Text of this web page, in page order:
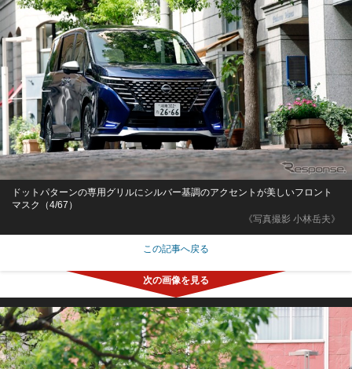
《写真撮影 小林岳夫》
ドットパターンの専用グリルにシルバー基調のアクセントが美しいフロント
マスク（4/67）
この記事へ戻る